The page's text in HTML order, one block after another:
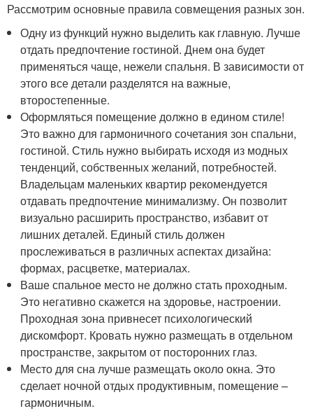
Рассмотрим основные правила совмещения разных зон.
Одну из функций нужно выделить как главную. Лучше
отдать предпочтение гостиной. Днем она будет
применяться чаще, нежели спальня. В зависимости от
этого все детали разделятся на важные,
второстепенные.
Оформляться помещение должно в едином стиле!
Это важно для гармоничного сочетания зон спальни,
гостиной. Стиль нужно выбирать исходя из модных
тенденций, собственных желаний, потребностей.
Владельцам маленьких квартир рекомендуется
отдавать предпочтение минимализму. Он позволит
визуально расширить пространство, избавит от
лишних деталей. Единый стиль должен
прослеживаться в различных аспектах дизайна:
формах, расцветке, материалах.
Ваше спальное место не должно стать проходным.
Это негативно скажется на здоровье, настроении.
Проходная зона привнесет психологический
дискомфорт. Кровать нужно размещать в отдельном
пространстве, закрытом от посторонних глаз.
Место для сна лучше размещать около окна. Это
сделает ночной отдых продуктивным, помещение –
гармоничным.